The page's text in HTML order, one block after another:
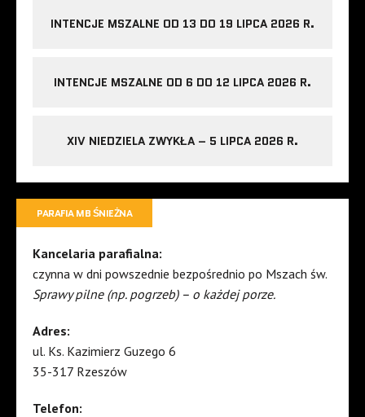
INTENCJE MSZALNE OD 13 DO 19 LIPCA 2026 R.
INTENCJE MSZALNE OD 6 DO 12 LIPCA 2026 R.
XIV NIEDZIELA ZWYKŁA – 5 LIPCA 2026 R.
PARAFIA MB ŚNIEŻNA
Kancelaria parafialna:
czynna w dni powszednie bezpośrednio po Mszach św.
Sprawy pilne (np. pogrzeb) – o każdej porze.
Adres:
ul. Ks. Kazimierz Guzego 6
35-317 Rzeszów
Telefon: